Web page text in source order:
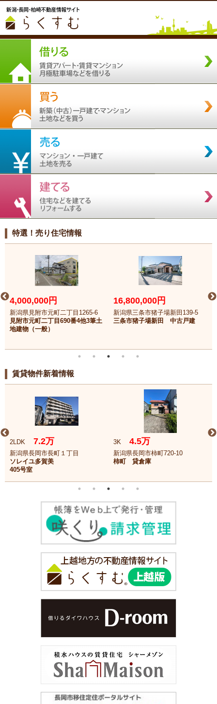
特選！売り住宅情報
4,000,000円
新潟県見附市元町二丁目1265-6
見附市元町二丁目690番4他3筆土
地建物（一般）
16,800,000円
新潟県三条市猪子場新田139-5
三条市猪子場新田 中古戸建
賃貸物件新着情報
2LDK 7.2万
新潟県長岡市長町１丁目
ソレイユ多賀美
405号室
3K 4.5万
新潟県長岡市柿町720-10
柿町 貸倉庫